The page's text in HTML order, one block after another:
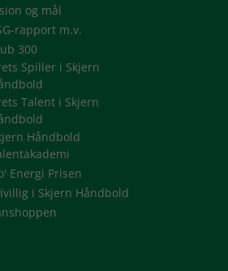
og mål
rapport m.v.
300
Spiller i Skjern
Talent i Skjern
Håndbold
Energi Prisen
i Skjern Håndbold